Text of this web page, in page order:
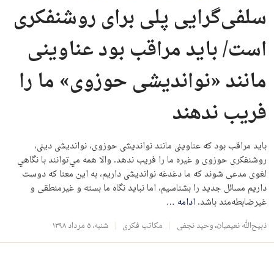
سلفی‌گرایی پلی برای روشنفکری
است/ باید مراقب بود عناوینی
مانند «نواندیشی حوزوی» ما را
فریب ندهند
باید مراقب بود که عناوینی مانند نواندیشی حوزوی، نواندیشی دینی،
روشنفکری حوزوی و غیره ما را فریب ندهد. والا همه مي‌توانند با نگاهي
لغوی مدعی شوند که ما دغدغه نواندیشی داریم، به این معنا که دوست
داریم مسائل جدید را بشناسیم، اما نباید نگاه ما بسته و غیرمنطقی و
غیرضابطه‌مند باشد.ادامه …
ذبیح‌الله نعیمیان،وحید نجفی مکاتب فکری شنبه، ۵ مرداد ۱۳۹۸